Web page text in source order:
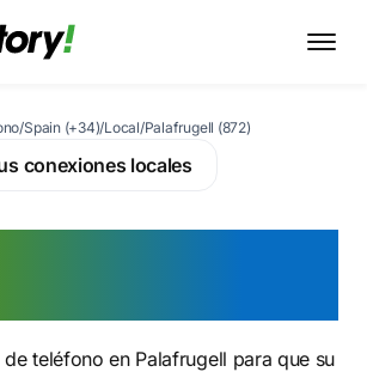
/Spain (+34)/Local/Palafrugell (872)
conexiones locales
teléfono en Palafrugell para que su